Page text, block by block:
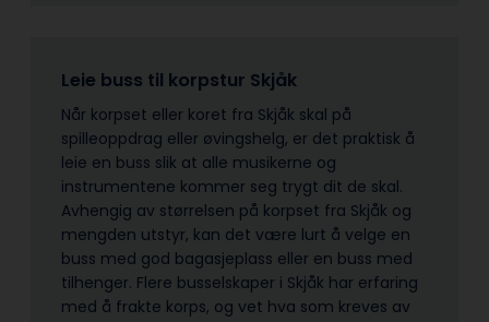
Leie buss til korpstur Skjåk
Når korpset eller koret fra Skjåk skal på
spilleoppdrag eller øvingshelg, er det praktisk å
leie en buss slik at alle musikerne og
instrumentene kommer seg trygt dit de skal.
Avhengig av størrelsen på korpset fra Skjåk og
mengden utstyr, kan det være lurt å velge en
buss med god bagasjeplass eller en buss med
tilhenger. Flere busselskaper i Skjåk har erfaring
med å frakte korps, og vet hva som kreves av